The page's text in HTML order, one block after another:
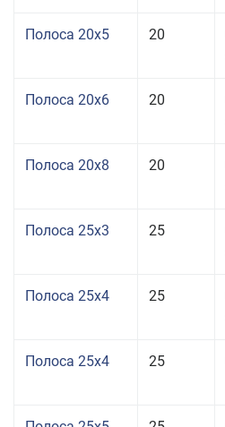
Полоса 20x5 20
Полоса 20x6 20
Полоса 20x8 20
Полоса 25x3 25
Полоса 25x4 25
Полоса 25x4 25